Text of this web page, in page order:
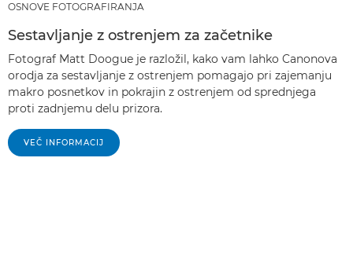
OSNOVE FOTOGRAFIRANJA
Sestavljanje z ostrenjem za začetnike
Fotograf Matt Doogue je razložil, kako vam lahko Canonova
orodja za sestavljanje z ostrenjem pomagajo pri zajemanju
makro posnetkov in pokrajin z ostrenjem od sprednjega
proti zadnjemu delu prizora.
VEČ INFORMACIJ